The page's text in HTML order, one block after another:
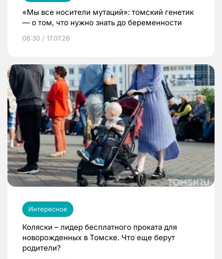
«Мы все носители мутаций»: томский генетик
— о том, что нужно знать до беременности
08:30 / 17.07.26
Интересное
Коляски – лидер бесплатного проката для
новорожденных в Томске. Что еще берут
родители?